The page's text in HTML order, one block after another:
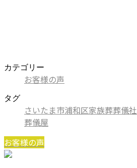
カテゴリー
お客様の声
タグ
さいたま市浦和区家族葬葬儀社
葬儀屋
お客様の声